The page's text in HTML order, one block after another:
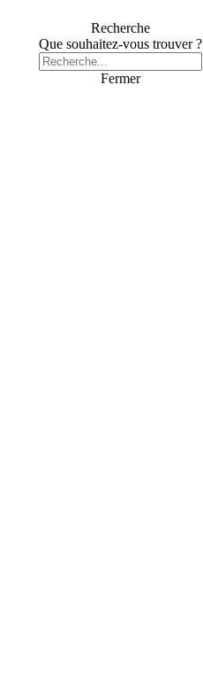
Recherche
Que souhaitez-vous trouver ?
Fermer